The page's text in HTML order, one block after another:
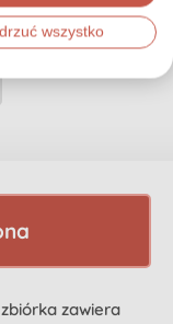
zawiera
wszystko